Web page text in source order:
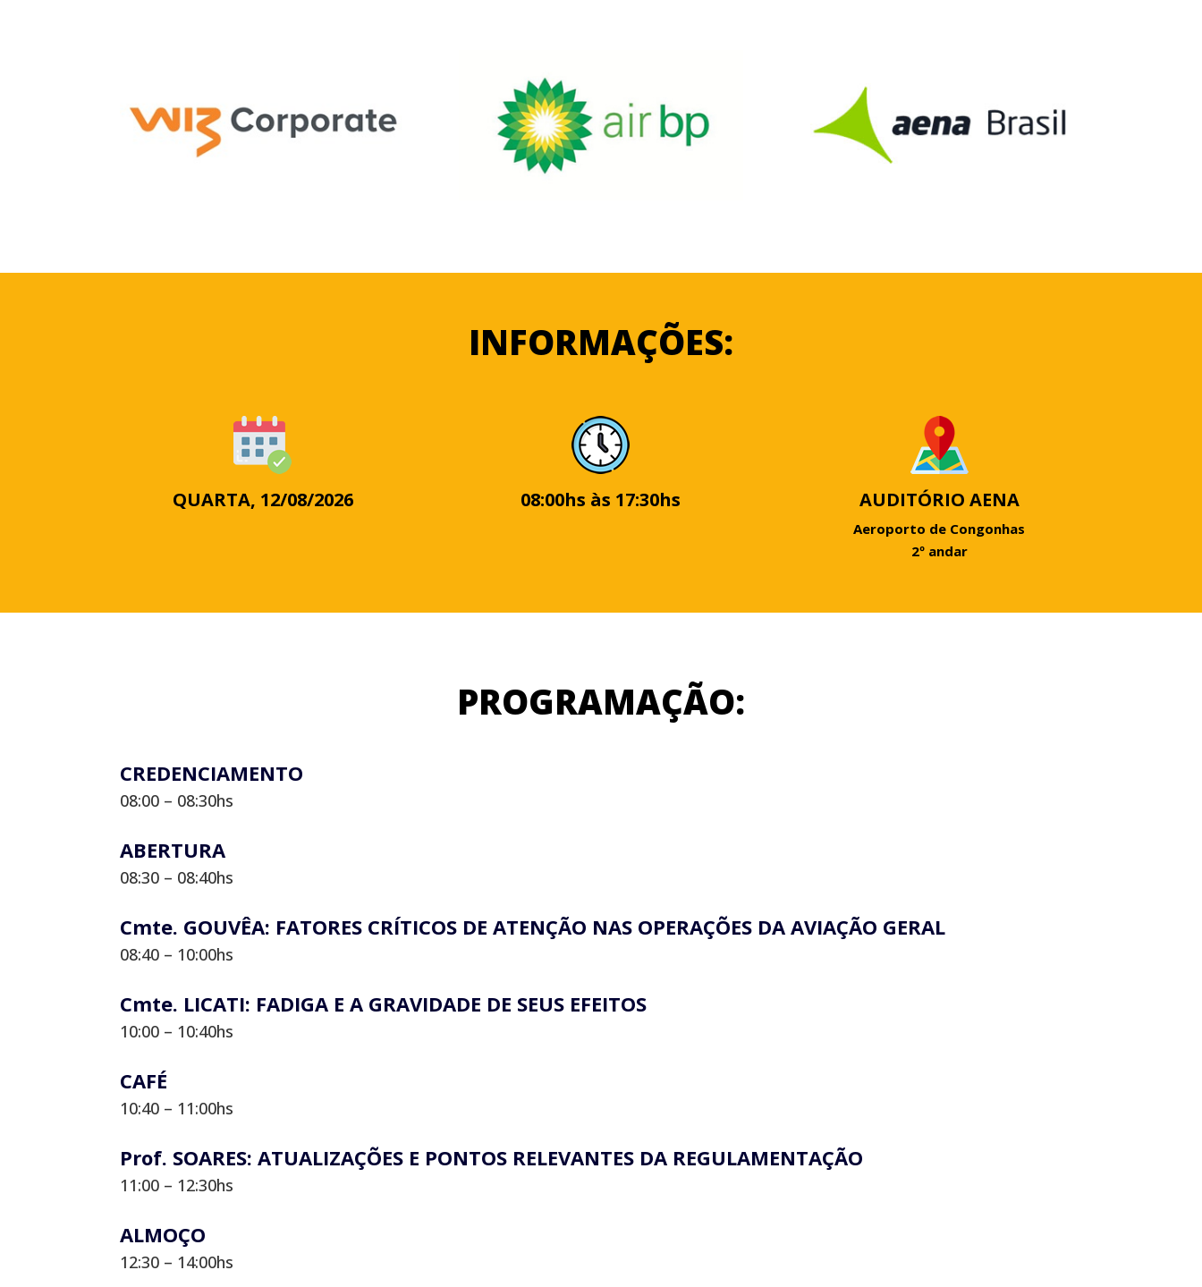
INFORMAÇÕES:
QUARTA, 12/08/2026 08:00hs às 17:30hs AUDITÓRIO AENA
Aeroporto de Congonhas
2º andar
PROGRAMAÇÃO:
CREDENCIAMENTO
08:00 – 08:30hs
ABERTURA
08:30 – 08:40hs
Cmte. GOUVÊA: FATORES CRÍTICOS DE ATENÇÃO NAS OPERAÇÕES DA AVIAÇÃO GERAL
08:40 – 10:00hs
Cmte. LICATI: FADIGA E A GRAVIDADE DE SEUS EFEITOS
10:00 – 10:40hs
CAFÉ
10:40 – 11:00hs
Prof. SOARES: ATUALIZAÇÕES E PONTOS RELEVANTES DA REGULAMENTAÇÃO
11:00 – 12:30hs
ALMOÇO
12:30 – 14:00hs